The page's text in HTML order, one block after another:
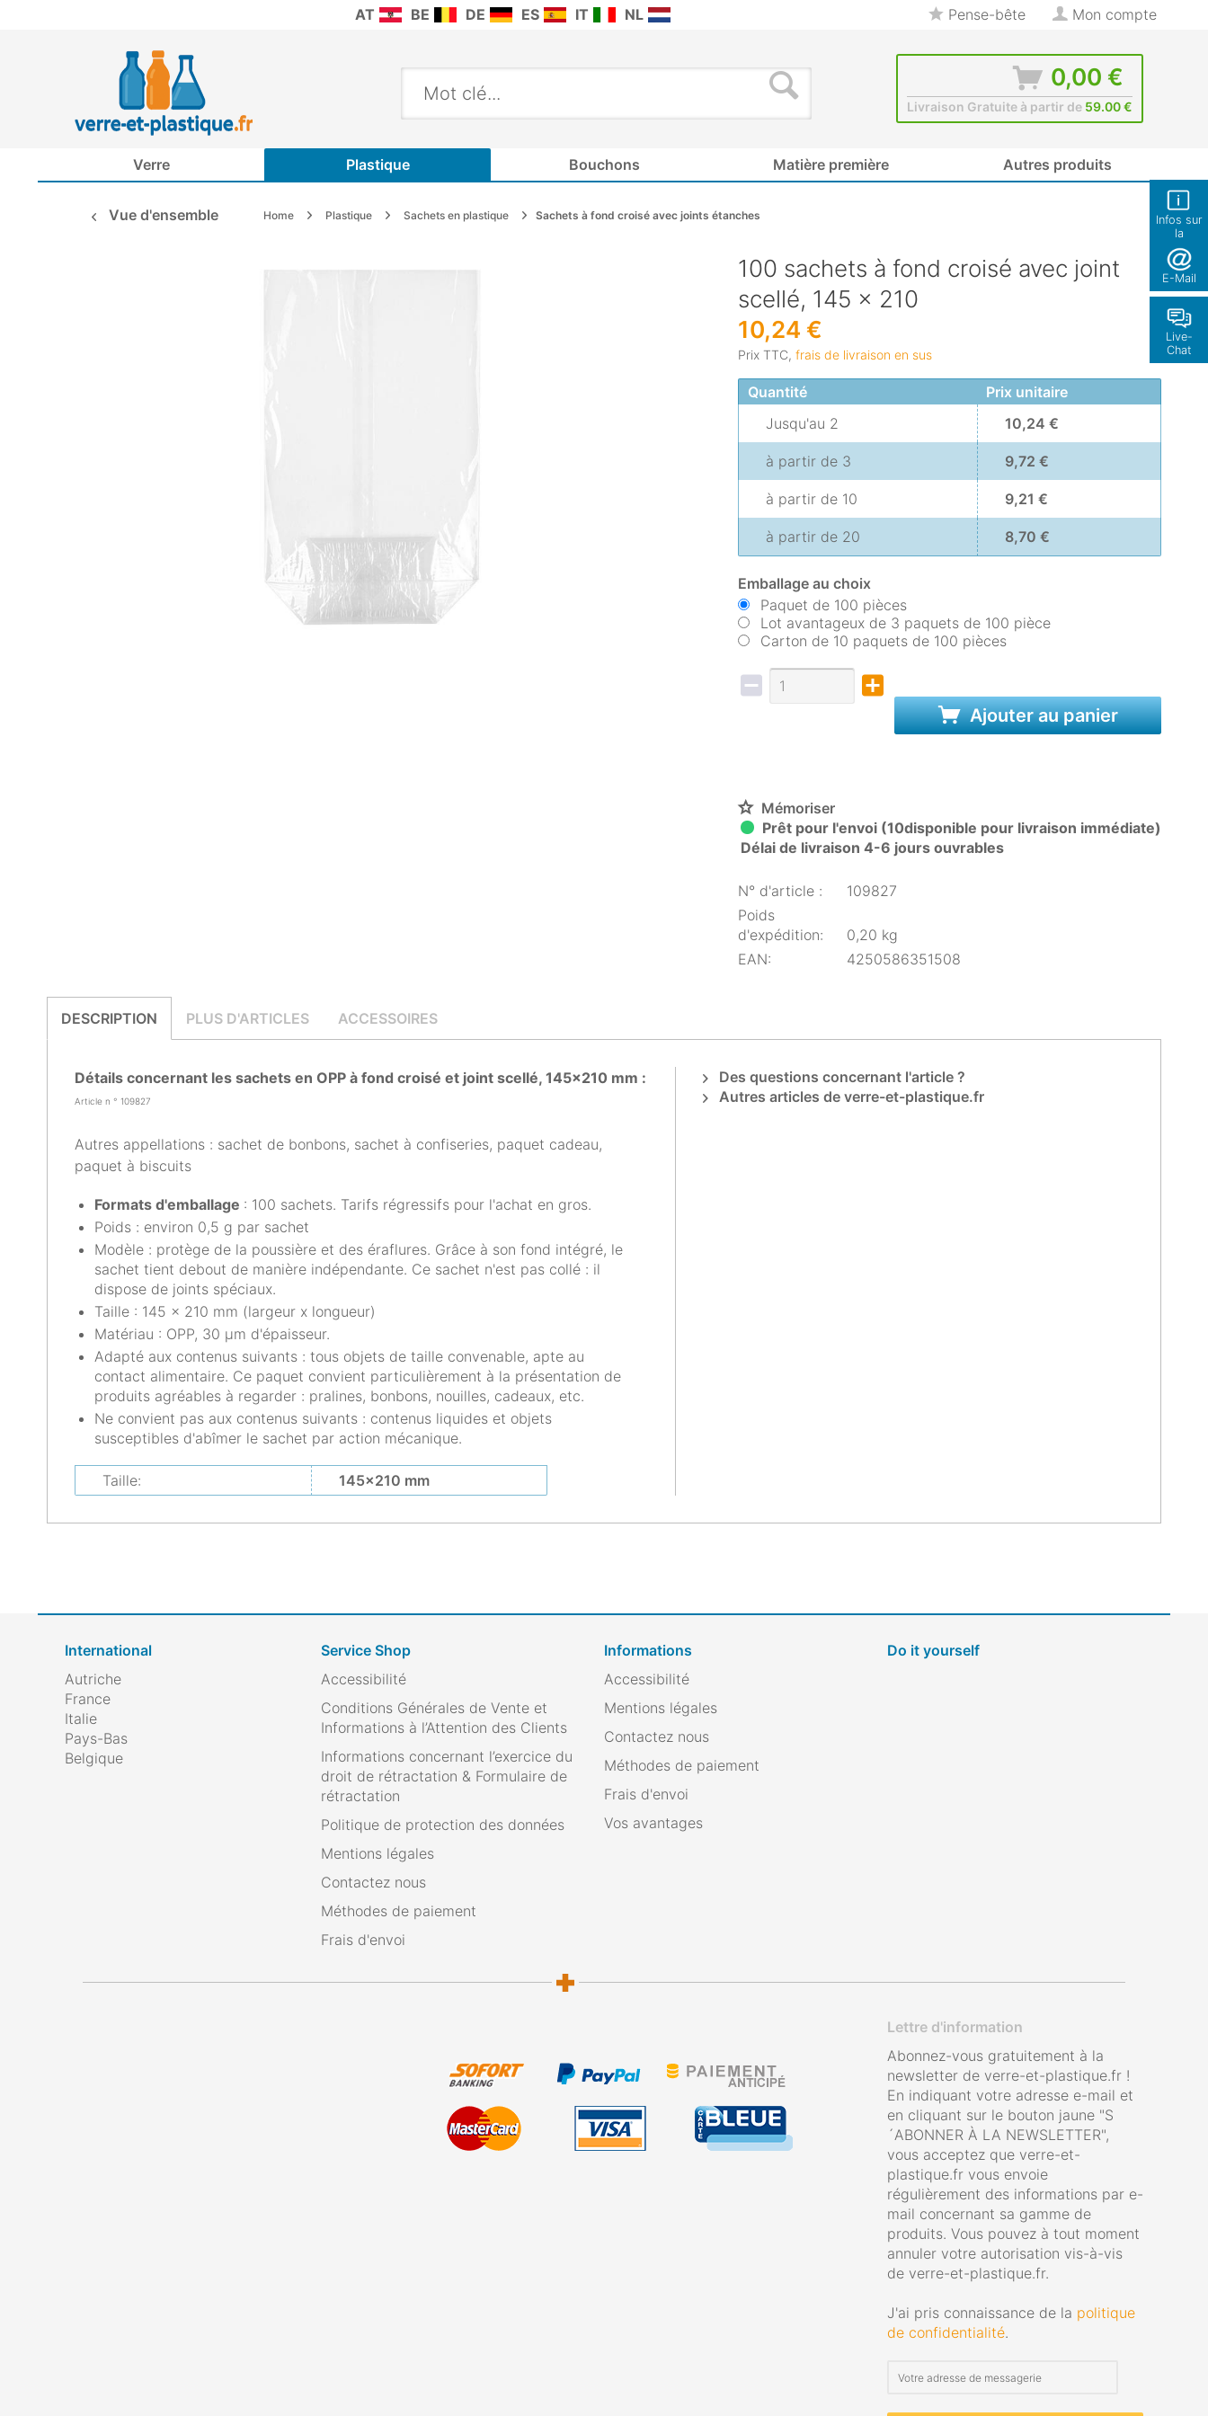
Infos sur
la
boutique
E-Mail
Live-
Chat
AT BE DE ES IT NL Pense-bête Mon compte
0,00 €
Livraison Gratuite à partir de 59.00 €
Verre Plastique Bouchons Matière première Autres produits
Vue d'ensemble Home Plastique Sachets en plastique Sachets à fond croisé avec joints étanches
100 sachets à fond croisé avec joint
scellé, 145 x 210
10,24 €
Prix TTC, frais de livraison en sus
Quantité
Prix unitaire
Jusqu'au 2 10,24 €
à partir de 3 9,72 €
à partir de 10 9,21 €
à partir de 20 8,70 €
Emballage au choix
Paquet de 100 pièces
Lot avantageux de 3 paquets de 100 pièce
Carton de 10 paquets de 100 pièces
Ajouter au panier
Mémoriser
Prêt pour l'envoi (10disponible pour livraison immédiate)
Délai de livraison 4-6 jours ouvrables
N° d'article :
109827
Poids
d'expédition:
0,20 kg
EAN:
4250586351508
DESCRIPTION PLUS D'ARTICLES ACCESSOIRES
Détails concernant les sachets en OPP à fond croisé et joint scellé, 145x210 mm :
Article n ° 109827
Autres appellations : sachet de bonbons, sachet à confiseries, paquet cadeau,
paquet à biscuits
Formats d'emballage : 100 sachets. Tarifs régressifs pour l'achat en gros.
Poids : environ 0,5 g par sachet
Modèle : protège de la poussière et des éraflures. Grâce à son fond intégré, le
sachet tient debout de manière indépendante. Ce sachet n'est pas collé : il
dispose de joints spéciaux.
Taille : 145 x 210 mm (largeur x longueur)
Matériau : OPP, 30 μm d'épaisseur.
Adapté aux contenus suivants : tous objets de taille convenable, apte au
contact alimentaire. Ce paquet convient particulièrement à la présentation de
produits agréables à regarder : pralines, bonbons, nouilles, cadeaux, etc.
Ne convient pas aux contenus suivants : contenus liquides et objets
susceptibles d'abîmer le sachet par action mécanique.
Taille: 145x210 mm
Des questions concernant l'article ?
Autres articles de verre-et-plastique.fr
International
Autriche
France
Italie
Pays-Bas
Belgique
Service Shop
Accessibilité
Conditions Générales de Vente et
Informations à l’Attention des Clients
Informations concernant l’exercice du
droit de rétractation & Formulaire de
rétractation
Politique de protection des données
Mentions légales
Contactez nous
Méthodes de paiement
Frais d'envoi
Informations
Accessibilité
Mentions légales
Contactez nous
Méthodes de paiement
Frais d'envoi
Vos avantages
Do it yourself
Lettre d'information
Abonnez-vous gratuitement à la
newsletter de verre-et-plastique.fr !
En indiquant votre adresse e-mail et
en cliquant sur le bouton jaune "S
´ABONNER À LA NEWSLETTER",
vous acceptez que verre-et-
plastique.fr vous envoie
régulièrement des informations par e-
mail concernant sa gamme de
produits. Vous pouvez à tout moment
annuler votre autorisation vis-à-vis
de verre-et-plastique.fr.
J'ai pris connaissance de la politique
de confidentialité.